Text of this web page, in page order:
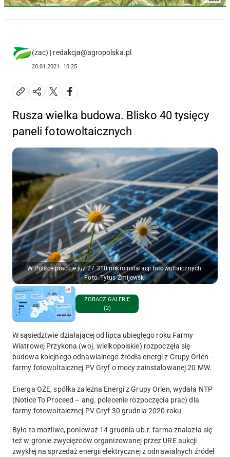
(zac) | redakcja@agropolska.pl
20.01.2021 10:25
Rusza wielka budowa. Blisko 40 tysięcy
paneli fotowoltaicznych
W Polsce pracuje już 27 310 mikroinstalacji fotowoltaicznych.
Foto_Tytus Żmijewski
ZOBACZ GALERIĘ
(2)
W sąsiedztwie działającej od lipca ubiegłego roku Farmy
Wiatrowej Przykona (woj. wielkopolskie) rozpoczęła się
budowa kolejnego odnawialnego źródła energi z Grupy Orlen –
farmy fotowoltaicznej PV Gryf o mocy zainstalowanej 20 MW.
Energa OZE, spółka zależna Energi z Grupy Orlen, wydała NTP
(Notice To Proceed – ang. polecenie rozpoczęcia prac) dla
farmy fotowoltaicznej PV Gryf 30 grudnia 2020 roku.
Było to możliwe, ponieważ 14 grudnia ub.r. farma znalazła się
też w gronie zwycięzców organizowanej przez URE aukcji
zwykłej na sprzedaż energii elektrycznej z odnawialnych źródeł